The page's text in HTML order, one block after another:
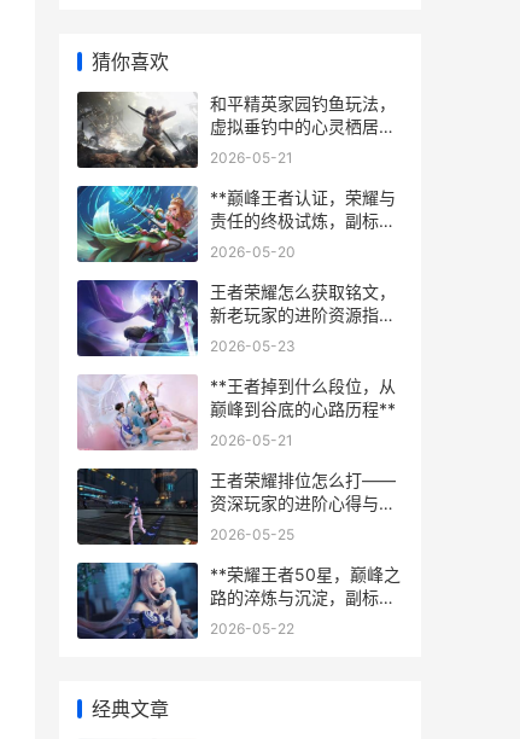
猜你喜欢
和平精英家园钓鱼玩法，
虚拟垂钓中的心灵栖居副
标题
2026-05-21
**巅峰王者认证，荣耀与
责任的终极试炼，副标
题，虚拟王冠的真实重量
2026-05-20
王者荣耀怎么获取铭文，
新老玩家的进阶资源指南
副标题：系统解析与高效
2026-05-23
**王者掉到什么段位，从
巅峰到谷底的心路历程**
2026-05-21
王者荣耀排位怎么打——
资深玩家的进阶心得与实
战要诀
2026-05-25
**荣耀王者50星，巅峰之
路的淬炼与沉淀，副标
题，一段关于技术与心境
2026-05-22
经典文章